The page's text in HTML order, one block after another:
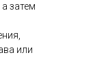
затем
или